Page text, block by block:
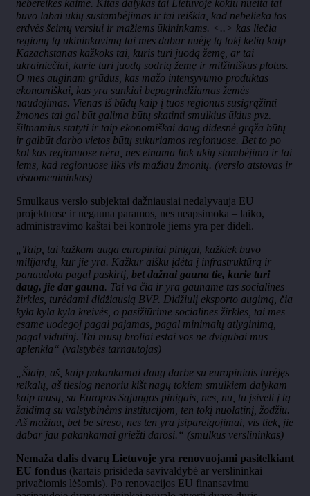
nebereikės kaime. Kitas dalykas tai Lietuvoje kokiu nueita tai
buvo labai ūkių sustambėjimas ir tai reiškia, kad nebelieka tos
erdvės šeimų verslui ir mažiems ūkininkams. <..> kas liečia
regionų tą ūkininkavimą tai mes dabar nuėję tą tokį kelią kaip
Kazachstanas kažkoks tai, kuris turi juodą žemę, ar tai
ukrainiečiai, kurie turi juodą sodrią žemę ir milžiniškus plotus.
O mes auginam grūdus, kas mažo intensyvumo produktas
ekonomiškai, kas yra sunkiai bepagrindžiamas žemės
naudojimas. Vienas iš būdų kaip į tuos regionus susigrąžinti
žmones tai gal būt galima būtų skatinti smulkius ūkius pvz.
šiltnamius statyti ir taip ekonomiškai daug didesnė grąža būtų
ir galbūt darbo vietos būtų sukuriamos regionuose. Bet to po
kol kas regionuose nėra, nes einama link ūkių stambėjimo ir tai
lems, kad regionuose liks vis mažiau žmonių. (verslo atstovas ir
visuomenininkas)
Smulkaus verslo subjektai dažniausiai nedalyvauja EU
projektuose ir negauna paramos, nes neapsimoka – laiko,
administravimo kaštai bei kontrolė jiems yra per dideli.
„Taip, tai kažkam auga europiniai pinigai, kažkiek buvo
milijardų, kur jie yra. Kažkur aišku įdėta į infrastruktūrą ir
panaudota pagal paskirtį, bet dažnai gauna tie, kurie turi
daug, jie dar gauna. Tai va čia ir yra gauname tas socialines
žirkles, turėdami didžiausią BVP. Didžiulį eksporto augimą, čia
kyla kyla kyla kreivės, o pasižiūrime socialines žirkles, tai mes
esame uodegoj pagal pajamas, pagal minimalų atlyginimą,
pagal vidutinį. Tai mūsų broliai estai vos ne dvigubai mus
aplenkia“ (valstybės tarnautojas)
„Šiaip, aš, kaip pakankamai daug darbe su europiniais turėjęs
reikalų, aš tiesiog nenoriu kišt nagų tokiem smulkiem dalykam
kaip mūsų, su Europos Sąjungos pinigais, nes, nu, tu įsiveli į tą
žaidimą su valstybinėms institucijom, ten tokį nuolatinį, žodžiu.
Aš mažiau, bet be streso, nes ten yra įsipareigojimai, vis tiek, jie
dabar jau pakankamai griežti darosi.“ (smulkus verslininkas)
Nemaža dalis dvarų Lietuvoje yra renovuojami pasitelkiant
EU fondus (kartais prisideda savivaldybė ar verslininkai
privačiomis lėšomis). Po renovacijos EU finansavimu